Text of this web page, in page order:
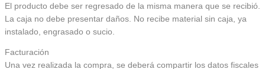
El producto debe ser regresado de la misma manera que se recibió.
La caja no debe presentar daños. No recibe material sin caja, ya
instalado, engrasado o sucio.
Facturación
Una vez realizada la compra, se deberá compartir los datos fiscales